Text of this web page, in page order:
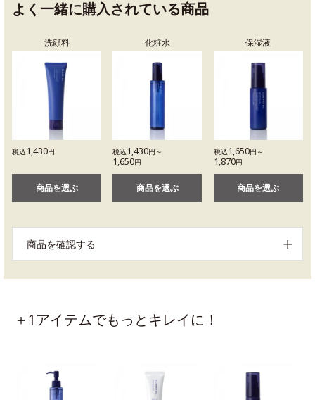
よく一緒に購入されている商品
洗顔料
税込1,430円
商品を選ぶ
化粧水
税込1,430円～
1,650円
商品を選ぶ
保湿液
税込1,650円～
1,870円
商品を選ぶ
商品を確認する
＋1アイテムでもっとキレイに！